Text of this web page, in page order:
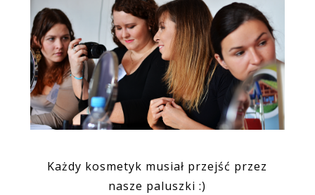
Każdy kosmetyk musiał przejść przez
nasze paluszki :)